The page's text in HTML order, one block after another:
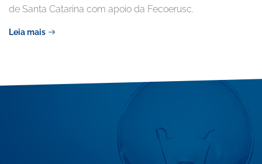
de Santa Catarina com apoio da Fecoerusc.
Leia mais